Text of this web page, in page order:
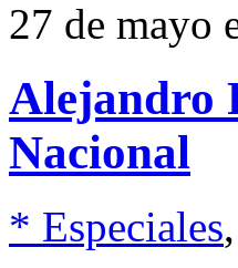
27 de mayo
Alejandro
Nacional
* Especiales,